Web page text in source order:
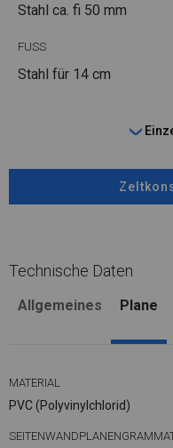
Stahl ca. fi 50 mm
FUSS
Stahl für 14 cm
Technische Daten
Allgemeines Plane
MATERIAL
PVC (Polyvinylchlorid)